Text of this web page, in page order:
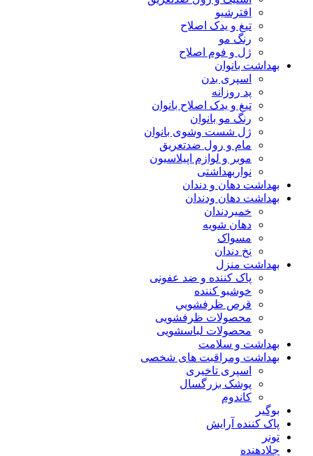
افترشیو
تیغ و یدک اصلاح
رنگ مو
ژل و فوم اصلاح
بهداشت بانوان
اسپری بدن
پد روزانه
تیغ و یدک اصلاح بانوان
رنگ مو بانوان
ژل شست وشوی بانوان
مام و رول ضدتعریق
موبر و لوازم اپیلاسیون
نواربهداشتی
بهداشت دهان و دندان
بهداشت دهان ودندان
خمیردندان
دهان شویه
مسواک
نخ دندان
بهداشت منزل
پاک کننده و ضد عفونی
خوشبو کننده
قرص ظرفشويي
محصولات ظرفشویی
محصولات لباسشویی
بهداشت و سلامت
بهداشت ومراقبت های شخصی
اسپری تاخیری
پوشک بزرگسال
کاندوم
بوگیر
پاک کننده آرایش
تونر
جلادهنده